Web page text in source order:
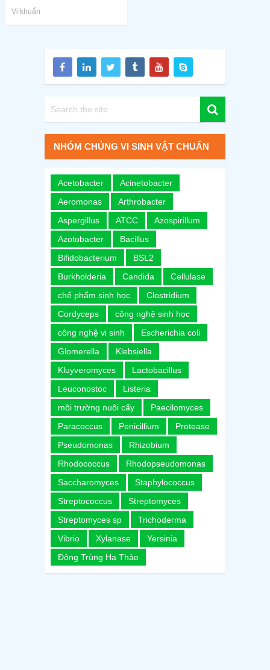
Vi khuẩn
NHÓM CHỦNG VI SINH VẬT CHUẨN
Acetobacter
Acinetobacter
Aeromonas
Arthrobacter
Aspergillus
ATCC
Azospirillum
Azotobacter
Bacillus
Bifidobacterium
BSL2
Burkholderia
Candida
Cellulase
chế phẩm sinh học
Clostridium
Cordyceps
công nghệ sinh học
công nghệ vi sinh
Escherichia coli
Glomerella
Klebsiella
Kluyveromyces
Lactobacillus
Leuconostoc
Listeria
môi trường nuôi cấy
Paecilomyces
Paracoccus
Penicillium
Protease
Pseudomonas
Rhizobium
Rhodococcus
Rhodopseudomonas
Saccharomyces
Staphylococcus
Streptococcus
Streptomyces
Streptomyces sp
Trichoderma
Vibrio
Xylanase
Yersinia
Đông Trùng Hạ Thảo